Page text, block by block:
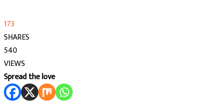
173
SHARES
540
VIEWS
Spread the love